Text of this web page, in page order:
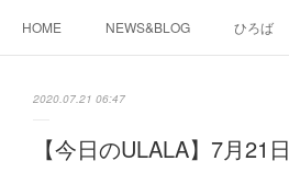
HOME NEWS&BLOG ひろば
2020.07.21 06:47
【今日のULALA】7月21日